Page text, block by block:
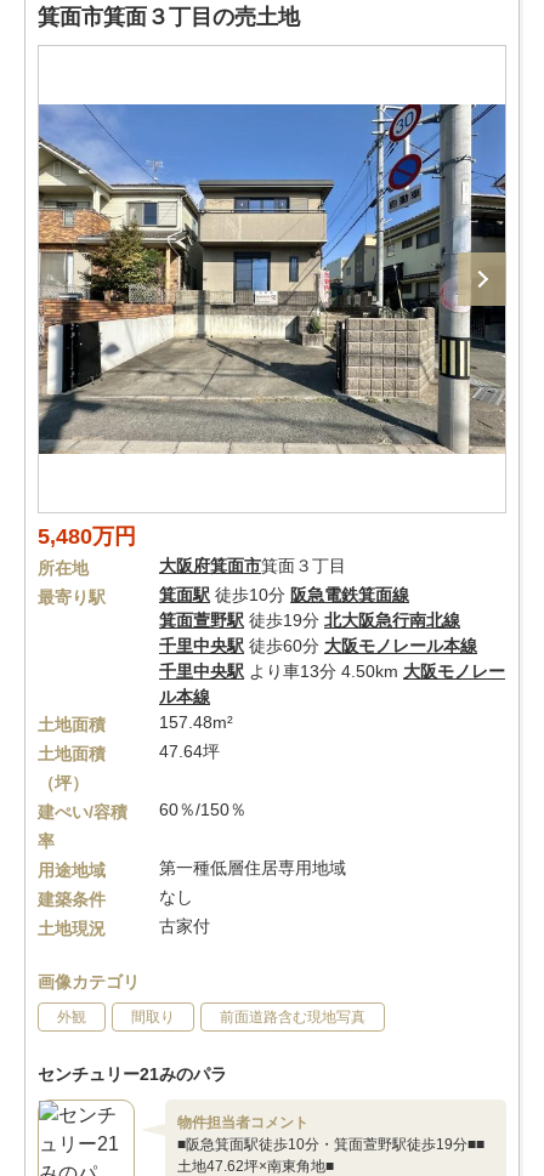
箕面市箕面３丁目の売土地
5,480万円
所在地 大阪府箕面市箕面３丁目
最寄り駅
箕面駅 徒歩10分 阪急電鉄箕面線
箕面萱野駅 徒歩19分 北大阪急行南北線
千里中央駅 徒歩60分 大阪モノレール本線
千里中央駅 より車13分 4.50km 大阪モノレー
ル本線
土地面積
157.48m²
土地面積
（坪）
47.64坪
建ぺい/容積
率
60％/150％
用途地域
第一種低層住居専用地域
建築条件
なし
土地現況
古家付
画像カテゴリ
外観 間取り 前面道路含む現地写真
センチュリー21みのパラ
物件担当者コメント
■阪急箕面駅徒歩10分・箕面萱野駅徒歩19分■■
土地47.62坪×南東角地■